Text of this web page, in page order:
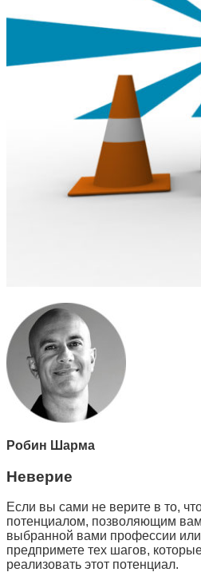
Робин Шарма
Неверие
Если вы сами не верите в то,
потенциалом, позволяющим
выбранной вами профессии
предпримете тех шагов,
реализовать этот потенциал.